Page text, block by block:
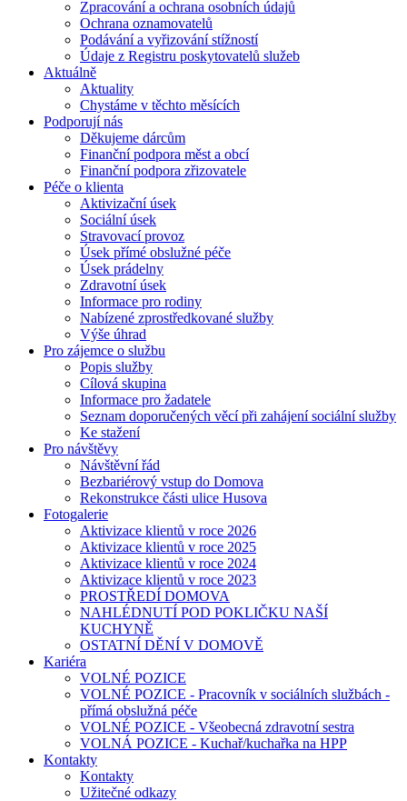
Zpracování a ochrana osobních údajů
Ochrana oznamovatelů
Podávání a vyřizování stížností
Údaje z Registru poskytovatelů služeb
Aktuálně
Aktuality
Chystáme v těchto měsících
Podporují nás
Děkujeme dárcům
Finanční podpora měst a obcí
Finanční podpora zřizovatele
Péče o klienta
Aktivizační úsek
Sociální úsek
Stravovací provoz
Úsek přímé obslužné péče
Úsek prádelny
Zdravotní úsek
Informace pro rodiny
Nabízené zprostředkované služby
Výše úhrad
Pro zájemce o službu
Popis služby
Cílová skupina
Informace pro žadatele
Seznam doporučených věcí při zahájení sociální služby
Ke stažení
Pro návštěvy
Návštěvní řád
Bezbariérový vstup do Domova
Rekonstrukce části ulice Husova
Fotogalerie
Aktivizace klientů v roce 2026
Aktivizace klientů v roce 2025
Aktivizace klientů v roce 2024
Aktivizace klientů v roce 2023
PROSTŘEDÍ DOMOVA
NAHLÉDNUTÍ POD POKLIČKU NAŠÍ
KUCHYNĚ
OSTATNÍ DĚNÍ V DOMOVĚ
Kariéra
VOLNÉ POZICE
VOLNÉ POZICE - Pracovník v sociálních službách -
přímá obslužná péče
VOLNÉ POZICE - Všeobecná zdravotní sestra
VOLNÁ POZICE - Kuchař/kuchařka na HPP
Kontakty
Kontakty
Užitečné odkazy